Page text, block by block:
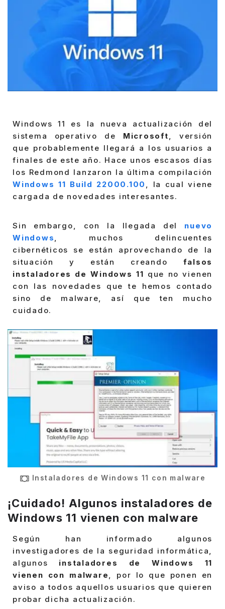
Windows 11 es la nueva actualización del
sistema operativo de Microsoft, versión
que probablemente llegará a los usuarios a
finales de este año. Hace unos escasos días
los Redmond lanzaron la última compilación
Windows 11 Build 22000.100 , la cual viene
cargada de novedades interesantes.
Sin embargo, con la llegada del nuevo
Windows, muchos delincuentes
cibernéticos se están aprovechando de la
situación y están creando falsos
instaladores de Windows 11 que no vienen
con las novedades que te hemos contado
sino de malware, así que ten mucho
cuidado.
Instaladores de Windows 11 con malware
¡Cuidado! Algunos instaladores de
Windows 11 vienen con malware
Según han informado algunos
investigadores de la seguridad informática,
algunos instaladores de Windows 11
vienen con malware, por lo que ponen en
aviso a todos aquellos usuarios que quieren
probar dicha actualización.